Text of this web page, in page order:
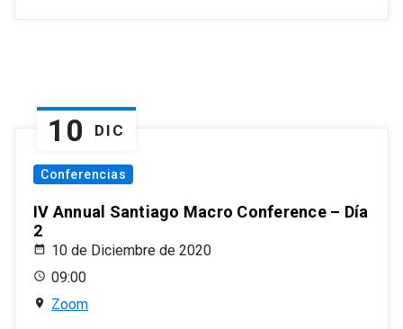
10 DIC
Conferencias
IV Annual Santiago Macro Conference – Día
2
10 de Diciembre de 2020
09:00
Zoom